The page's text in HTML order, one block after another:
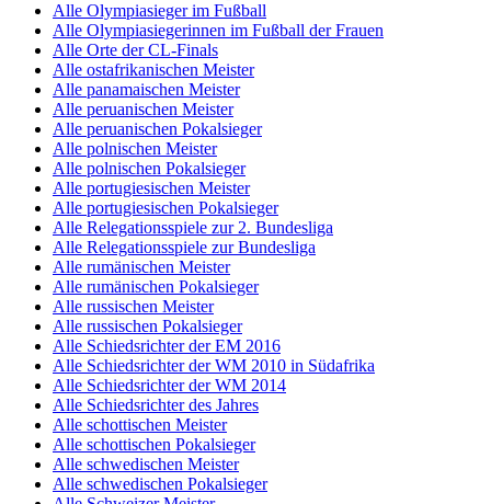
Alle Olympiasieger im Fußball
Alle Olympiasiegerinnen im Fußball der Frauen
Alle Orte der CL-Finals
Alle ostafrikanischen Meister
Alle panamaischen Meister
Alle peruanischen Meister
Alle peruanischen Pokalsieger
Alle polnischen Meister
Alle polnischen Pokalsieger
Alle portugiesischen Meister
Alle portugiesischen Pokalsieger
Alle Relegationsspiele zur 2. Bundesliga
Alle Relegationsspiele zur Bundesliga
Alle rumänischen Meister
Alle rumänischen Pokalsieger
Alle russischen Meister
Alle russischen Pokalsieger
Alle Schiedsrichter der EM 2016
Alle Schiedsrichter der WM 2010 in Südafrika
Alle Schiedsrichter der WM 2014
Alle Schiedsrichter des Jahres
Alle schottischen Meister
Alle schottischen Pokalsieger
Alle schwedischen Meister
Alle schwedischen Pokalsieger